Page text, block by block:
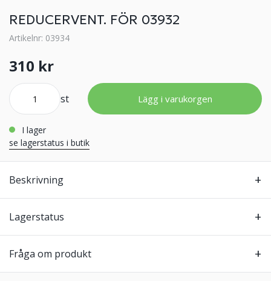
REDUCERVENT. FÖR 03932
Artikelnr: 03934
310 kr
st Lägg i varukorgen
i lager
se lagerstatus i butik
Beskrivning
Lagerstatus
Fråga om produkt